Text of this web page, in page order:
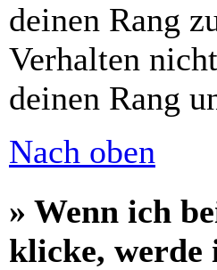
deinen Rang
Verhalten
deinen Rang
Nach oben
» Wenn ich
klicke, werde